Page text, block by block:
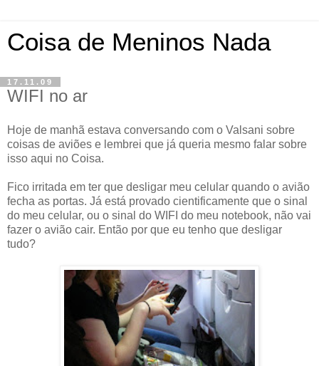
Coisa de Meninos Nada
17.11.09
WIFI no ar
Hoje de manhã estava conversando com o Valsani sobre
coisas de aviões e lembrei que já queria mesmo falar sobre
isso aqui no Coisa.
Fico irritada em ter que desligar meu celular quando o avião
fecha as portas. Já está provado cientificamente que o sinal
do meu celular, ou o sinal do WIFI do meu notebook, não vai
fazer o avião cair. Então por que eu tenho que desligar
tudo?